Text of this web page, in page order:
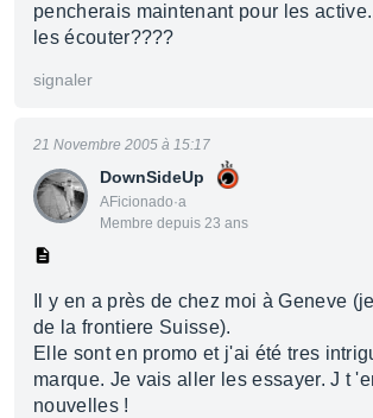
pencherais maintenant pour les
les écouter????
signaler
DownSideUp
AFicionado·a
Membre depuis 23 ans
21 Novembre 2005 à 15:17
Il y en a près de chez moi à Geneve
de la frontiere Suisse).
Elle sont en promo et j'ai été tres
marque. Je vais aller les essayer. J t
nouvelles !